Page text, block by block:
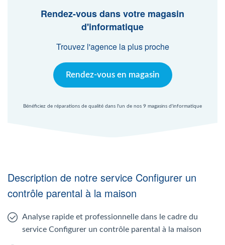
Rendez-vous dans votre magasin
d'informatique
Trouvez l'agence la plus proche
Rendez-vous en magasin
Bénéficiez de réparations de qualité dans l'un de nos 9 magasins d'informatique
Description de notre service Configurer un
contrôle parental à la maison
Analyse rapide et professionnelle dans le cadre du
service Configurer un contrôle parental à la maison